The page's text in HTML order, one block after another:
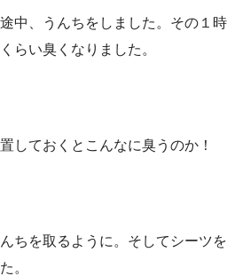
中、うんちをしました。その１時
らい臭くなりました。
しておくとこんなに臭うのか！
ちを取るように。そしてシーツを
。